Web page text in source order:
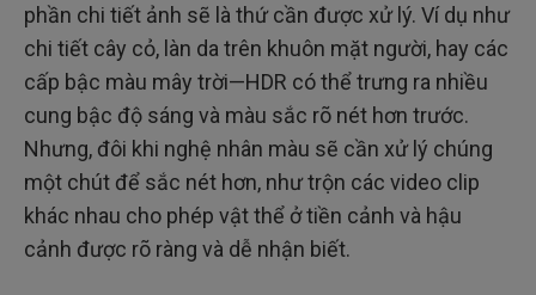
phần chi tiết ảnh sẽ là thứ cần được xử lý. Ví dụ như
chi tiết cây cỏ, làn da trên khuôn mặt người, hay các
cấp bậc màu mây trời—HDR có thể trưng ra nhiều
cung bậc độ sáng và màu sắc rõ nét hơn trước.
Nhưng, đôi khi nghệ nhân màu sẽ cần xử lý chúng
một chút để sắc nét hơn, như trộn các video clip
khác nhau cho phép vật thể ở tiền cảnh và hậu
cảnh được rõ ràng và dễ nhận biết.